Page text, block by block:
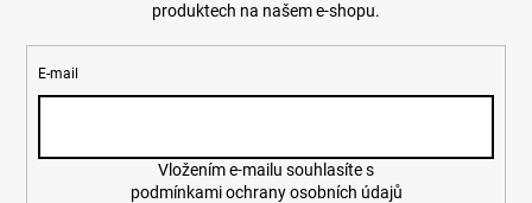
produktech na našem e-shopu.
E-mail
podmínkami ochrany osobních údajů